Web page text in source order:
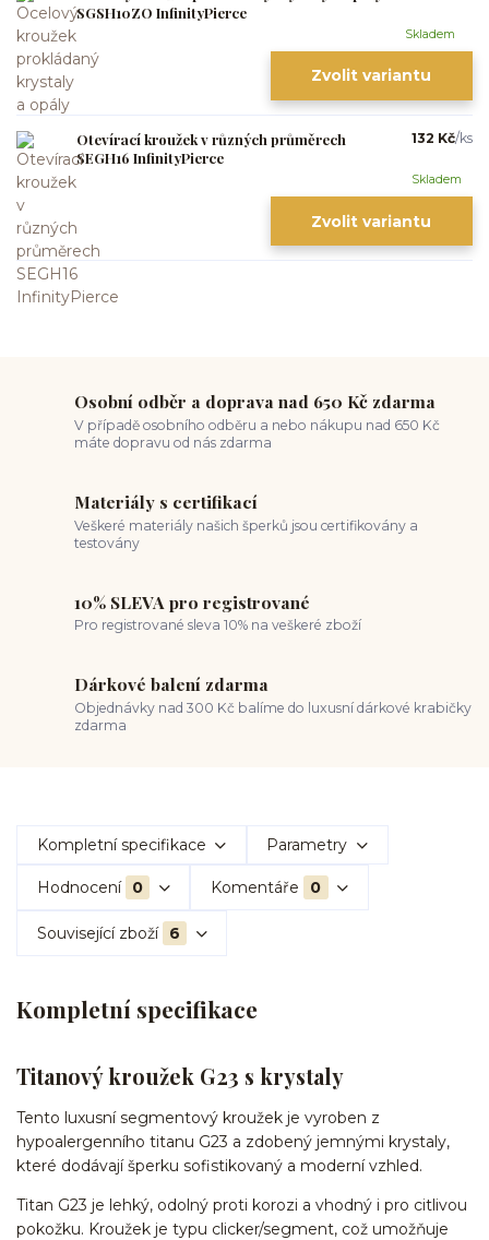
SGSH10ZO InfinityPierce
Skladem
Zvolit variantu
Otevírací kroužek v různých průměrech
SEGH16 InfinityPierce
132 Kč/ks
Skladem
Zvolit variantu
Osobní odběr a doprava nad 650 Kč zdarma
V případě osobního odběru a nebo nákupu nad 650 Kč
máte dopravu od nás zdarma
Materiály s certifikací
Veškeré materiály našich šperků jsou certifikovány a
testovány
10% SLEVA pro registrované
Pro registrované sleva 10% na veškeré zboží
Dárkové balení zdarma
Objednávky nad 300 Kč balíme do luxusní dárkové krabičky
zdarma
Kompletní specifikace Parametry
Hodnocení 0 Komentáře 0
Související zboží 6
Kompletní specifikace
Titanový kroužek G23 s krystaly
Tento luxusní segmentový kroužek je vyroben z
hypoalergenního titanu G23 a zdobený jemnými krystaly,
které dodávají šperku sofistikovaný a moderní vzhled.
Titan G23 je lehký, odolný proti korozi a vhodný i pro citlivou
pokožku. Kroužek je typu clicker/segment, což umožňuje